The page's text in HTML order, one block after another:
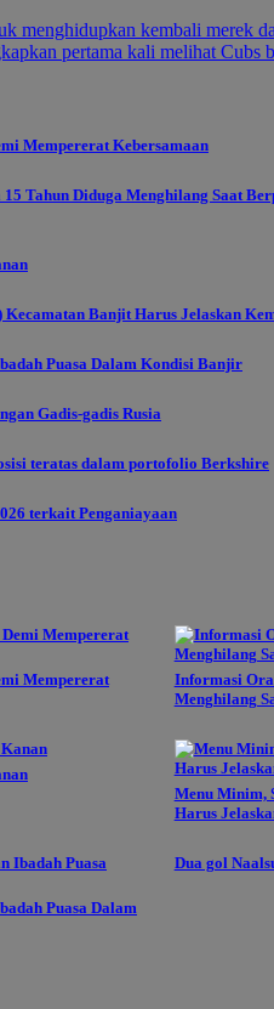
menghidupkan kembali merek
pertama kali melihat Cubs
Mempererat Kebersamaan
Tahun Diduga Menghilang Saat
Banjit Harus Jelaskan
Puasa Dalam Kondisi Banjir
Gadis-gadis Rusia
teratas dalam portofolio Berkshire
terkait Penganiayaan
Mempererat
Informasi
Menghilang
Menu Minim,
Harus
Puasa Dalam
Dua gol